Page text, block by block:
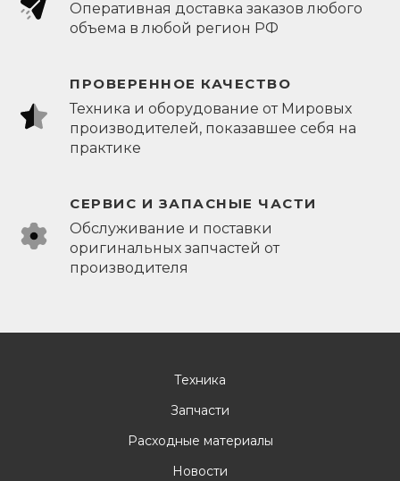
Оперативная доставка заказов любого
объема в любой регион РФ
ПРОВЕРЕННОЕ КАЧЕСТВО
Техника и оборудование от Мировых
производителей, показавшее себя на
практике
СЕРВИС И ЗАПАСНЫЕ ЧАСТИ
Обслуживание и поставки
оригинальных запчастей от
производителя
Техника
Запчасти
Расходные материалы
Новости